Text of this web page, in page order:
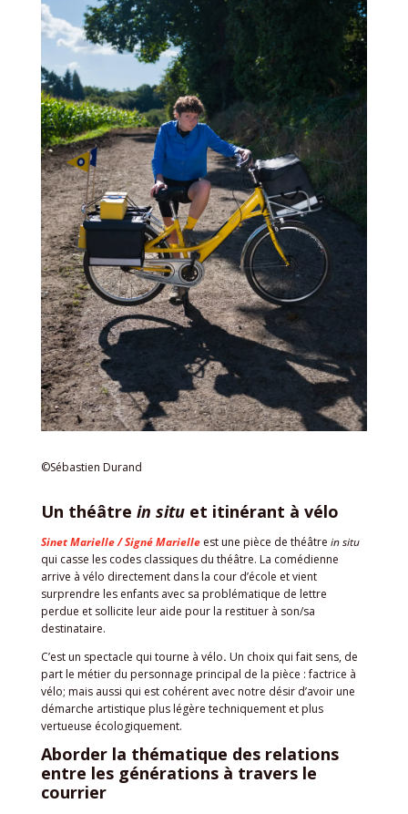
©Sébastien Durand
Un théâtre in situet itinérant à vélo
Sinet Marielle / Signé Marielleest une pièce de théâtre in situ
qui casse les codes classiques du théâtre. La comédienne
arrive à vélo directement dans la cour d’école et vient
surprendre les enfants avec sa problématique de lettre
perdue et sollicite leur aide pour la restituer à son/sa
destinataire.
C’est un spectacle qui tourne à vélo. Un choix qui fait sens, de
part le métier du personnage principal de la pièce : factrice à
vélo; mais aussi qui est cohérent avec notre désir d’avoir une
démarche artistique plus légère techniquement et plus
vertueuse écologiquement.
Aborder la thématique des relations
entre les générations à travers le
courrier